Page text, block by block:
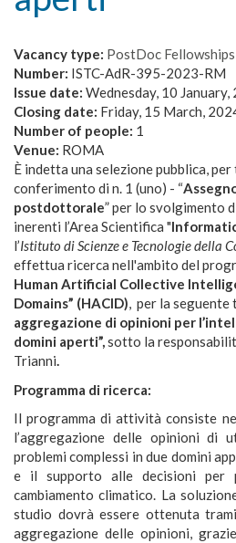
Vacancy type: PostDoc Fellowships
Number: ISTC-AdR-395-2023-RM
Issue date: Wednesday, 10 January,
Closing date: Friday, 15 March,
Number of people: 1
Venue: ROMA
È indetta una selezione pubblica,
conferimento di n. 1 (uno) - “
postdottorale” per lo svolgimento
inerenti l’Area Scientifica "
l’Istituto di Scienze e Tecnologie della
effettua ricerca nell'ambito del
Human Artificial Collective
Domains” (HACID), per la seguente
aggregazione di opinioni per
domini aperti”,sotto la
Trianni.
Programma di ricerca:
Il programma di attività consiste
l’aggregazione delle opinioni di
problemi complessi in due domini
e il supporto alle decisioni per
cambiamento climatico. La
studio dovrà essere ottenuta
aggregazione delle opinioni,